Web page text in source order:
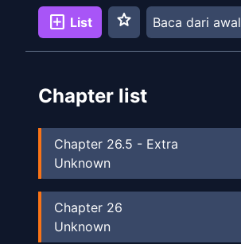
add_box List star Baca dari awal
Chapter list
Chapter 26.5 - Extra
Unknown
Chapter 26
Unknown